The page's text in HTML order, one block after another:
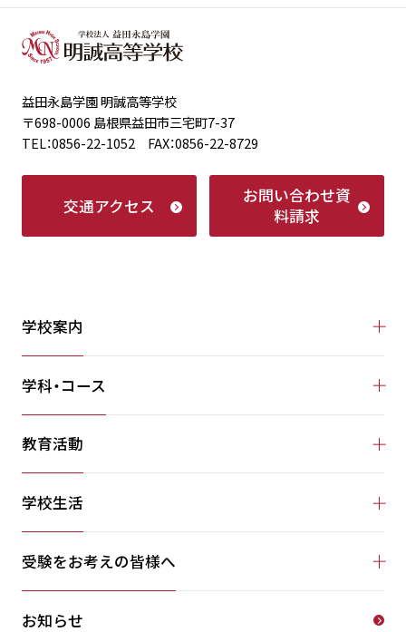
益田永島学園 明誠高等学校
〒698-0006 島根県益田市三宅町7-37
TEL：0856-22-1052 FAX：0856-22-8729
交通アクセス お問い合わせ資
料請求
学校案内
学科・コース
教育活動
学校生活
受験をお考えの皆様へ
お知らせ